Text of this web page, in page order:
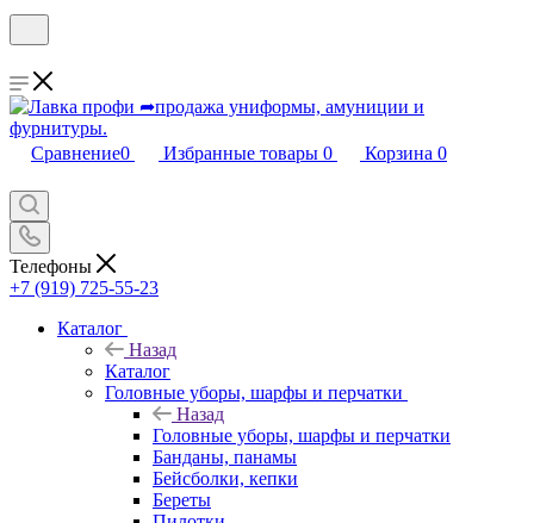
Сравнение0 Избранные товары 0 Корзина 0
Телефоны
+7 (919) 725-55-23
Каталог
Назад
Каталог
Головные уборы, шарфы и перчатки
Назад
Головные уборы, шарфы и перчатки
Банданы, панамы
Бейсболки, кепки
Береты